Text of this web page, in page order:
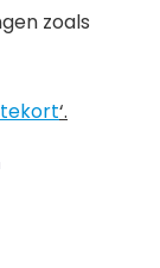
zoals
‘.